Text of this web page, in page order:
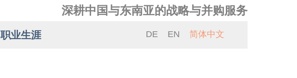
深耕中国与东南亚的战略与并购服务
职业生涯 DE EN 简体中文